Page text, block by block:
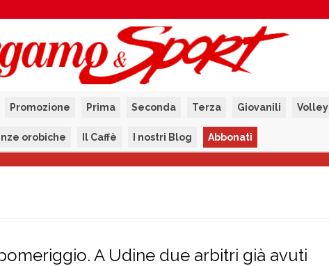
Promozione Prima Seconda Terza Giovanili Volley
orobiche Il Caffè I nostri Blog Abbonati
A Udine due arbitri già avuti